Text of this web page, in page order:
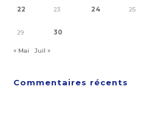
22 23 24 25
29 30
« Mai Juil »
Commentaires récents